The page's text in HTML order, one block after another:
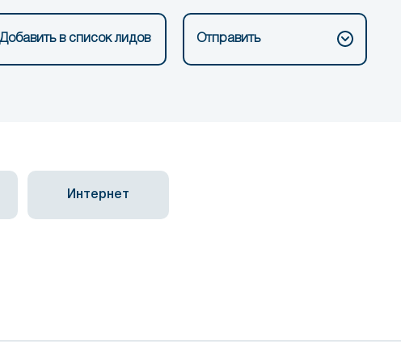
Добавить в список лидов Отправить
Интернет